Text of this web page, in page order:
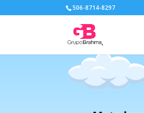
506-8714-8297